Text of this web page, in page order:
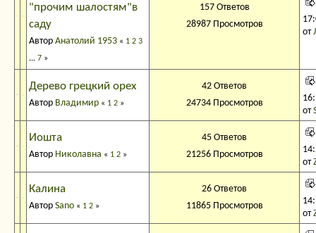
"прочим шалостям"в
саду
Автор Анатолий 1953 « 1 2 3
... 7 »
157 Ответов
28987 Просмотров
от
Дерево грецкий орех
Автор Bладимир « 1 2 »
42 Ответов
24734 Просмотров
от
Иошта
Автор Николавна « 1 2 »
45 Ответов
21256 Просмотров
от
Калина
Автор Sano « 1 2 »
26 Ответов
11865 Просмотров
от